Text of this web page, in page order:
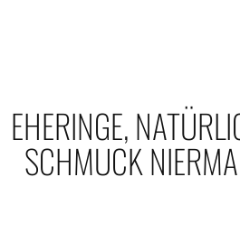
EHERINGE,
SCHMUCK